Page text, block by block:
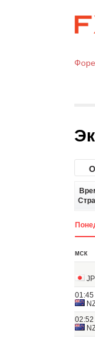
МСК
JP
01:45
02:52